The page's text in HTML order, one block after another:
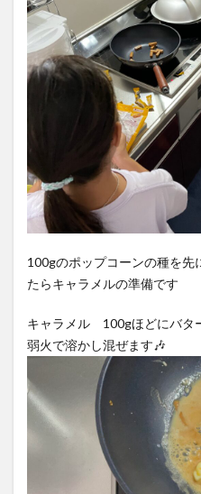
100gのポップコーンの種を先
たらキャラメルの準備です
キャラメル 100gほどにバタ
弱火で溶かし混ぜます🎶